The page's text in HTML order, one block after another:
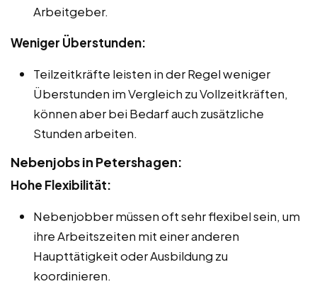
Arbeitgeber.
Weniger Überstunden:
Teilzeitkräfte leisten in der Regel weniger
Überstunden im Vergleich zu Vollzeitkräften,
können aber bei Bedarf auch zusätzliche
Stunden arbeiten.
Nebenjobs in Petershagen:
Hohe Flexibilität:
Nebenjobber müssen oft sehr flexibel sein, um
ihre Arbeitszeiten mit einer anderen
Haupttätigkeit oder Ausbildung zu
koordinieren.